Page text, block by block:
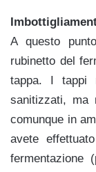
A questo
rubinetto del
tappa. I tappi
sanitizzati, ma
comunque in
avete
fermentazione